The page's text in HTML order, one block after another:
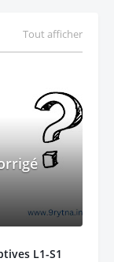
Tout afficher
L1-S1